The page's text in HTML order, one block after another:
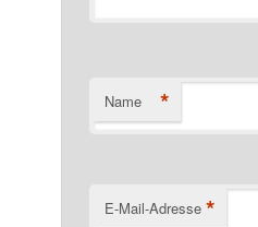
Name *
E-Mail-Adresse *